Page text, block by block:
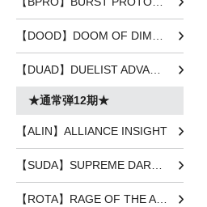
★通常弾12期★
【ALIN】ALLIANCE INSIGHT